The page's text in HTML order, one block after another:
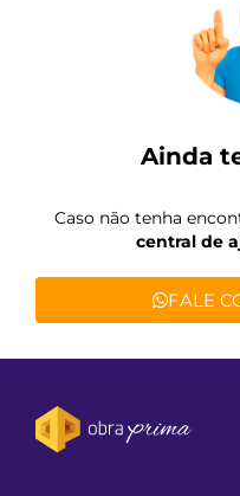
Ainda
Caso não tenha
central de
FALE